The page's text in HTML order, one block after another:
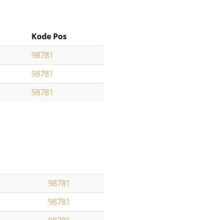
Kode Pos
98781
98781
98781
98781
98781